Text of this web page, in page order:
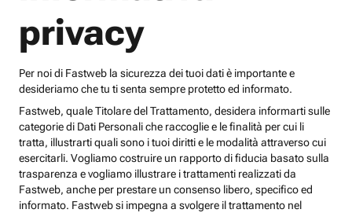
privacy
Per noi di Fastweb la sicurezza dei tuoi dati è importante e
desideriamo che tu ti senta sempre protetto ed informato.
Fastweb, quale Titolare del Trattamento, desidera informarti sulle
categorie di Dati Personali che raccoglie e le finalità per cui li
tratta, illustrarti quali sono i tuoi diritti e le modalità attraverso cui
esercitarli. Vogliamo costruire un rapporto di fiducia basato sulla
trasparenza e vogliamo illustrare i trattamenti realizzati da
Fastweb, anche per prestare un consenso libero, specifico ed
informato. Fastweb si impegna a svolgere il trattamento nel